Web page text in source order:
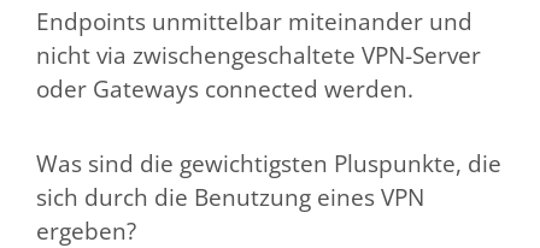
Endpoints unmittelbar miteinander und
nicht via zwischengeschaltete VPN-Server
oder Gateways connected werden.
Was sind die gewichtigsten Pluspunkte, die
sich durch die Benutzung eines VPN
ergeben?